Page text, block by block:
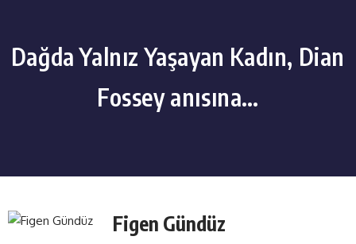
Dağda Yalnız Yaşayan Kadın, Dian
Fossey anısına…
Figen Gündüz